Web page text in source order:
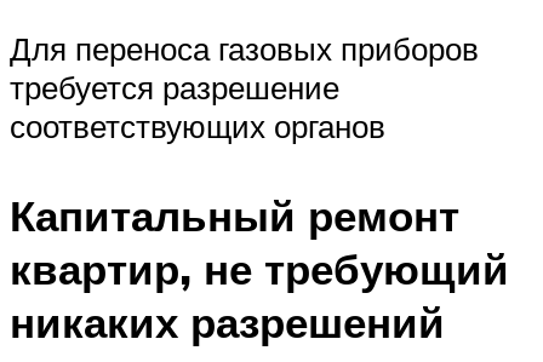
Для переноса газовых приборов
требуется разрешение
соответствующих органов
Капитальный ремонт
квартир, не требующий
никаких разрешений